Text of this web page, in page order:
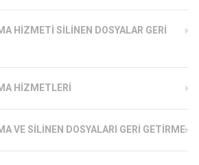
HIZMETI SILINEN DOSYALAR GERI
HIZMETLERI
VE SILINEN DOSYALARI GERI GETIRME